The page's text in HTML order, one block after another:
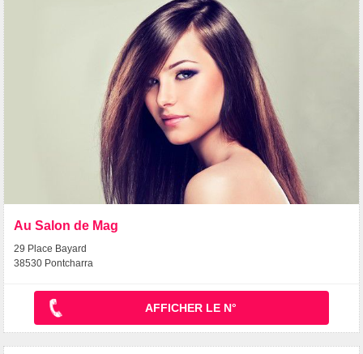
Au Salon de Mag
29 Place Bayard
38530 Pontcharra
AFFICHER LE N°